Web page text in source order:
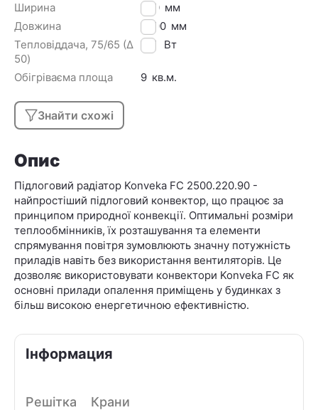
Ширина
220 мм
Довжина
2500 мм
Тепловіддача, 75/65 (Δ
50)
713 Вт
Обігріваєма площа 9 кв.м.
Знайти схожі
Опис
Підлоговий радіатор Konveka FC 2500.220.90 -
найпростіший підлоговий конвектор, що працює за
принципом природної конвекції. Оптимальні розміри
теплообмінників, їх розташування та елементи
спрямування повітря зумовлюють значну потужність
приладів навіть без використання вентиляторів. Це
дозволяє використовувати конвектори Konveka FC як
основні прилади опалення приміщень у будинках з
більш високою енергетичною ефективністю.
Інформация
Решітка Крани